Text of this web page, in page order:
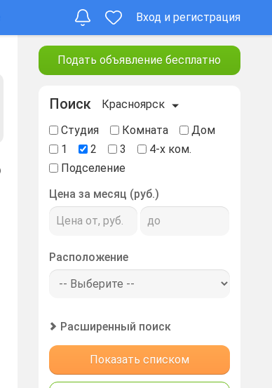
Вход и регистрация
Подать объявление бесплатно
Поиск
Красноярск
Студия
Комната
Дом
1
2 3
4-х ком.
Подселение
Цена за месяц (руб.)
Расположение
Расширенный поиск
Показать списком